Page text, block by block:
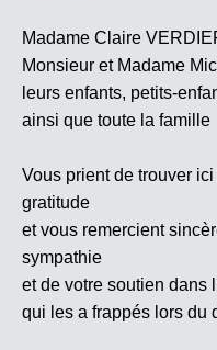
Madame Claire
Monsieur et Madame
leurs enfants, petits-
ainsi que toute la famille
Vous prient de trouver
gratitude
et vous remercient
sympathie
et de votre soutien dans
qui les a frappés lors du